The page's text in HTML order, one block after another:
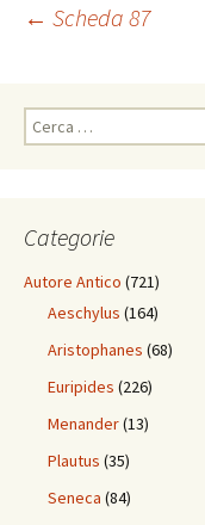
← Scheda 87
Ricerca
per:
Categorie
Autore Antico (721)
Aeschylus (164)
Aristophanes (68)
Euripides (226)
Menander(13)
Plautus (35)
Seneca (84)